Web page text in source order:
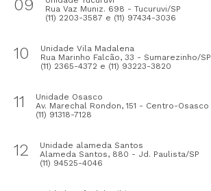
09
Rua Vaz Muniz. 698 - Tucuruvi/SP
(11) 2203-3587 e (11) 97434-3036
10
Unidade Vila Madalena
Rua Marinho Falcão, 33 - Sumarezinho/SP
(11) 2365-4372 e (11) 93223-3820
11
Unidade Osasco
Av. Marechal Rondon, 151 - Centro-Osasco
(11) 91318-7128
12
Unidade alameda Santos
Alameda Santos, 880 - Jd. Paulista/SP
(11) 94525-4046